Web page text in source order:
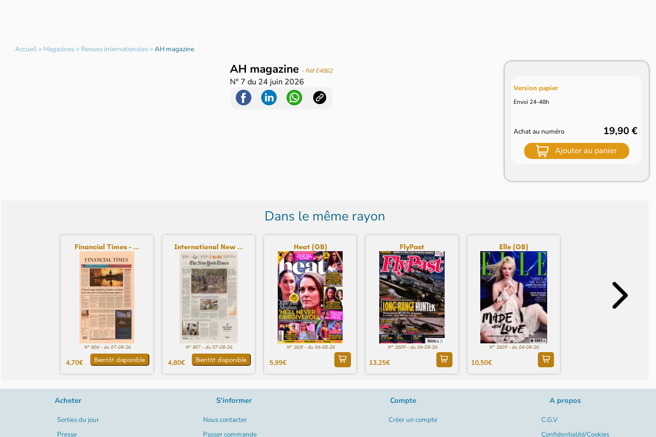
Accueil> Magazines> Revues internationales>AH magazine
AH magazine - Réf E4862
N° 7 du 24 juin 2026
Version papier
Envoi 24-48h
Achat au numéro 19,90 €
Ajouter au panier
Dans le même rayon
Financial Times - ...
N° 806 - du 07-08-26
4,70€ Bientôt disponible
International New ...
N° 807 - du 07-08-26
4,80€ Bientôt disponible
Heat (GB)
N° 2631 - du 06-08-26
5,99€
FlyPast
N° 2609 - du 06-08-26
13,25€
Elle (GB)
N° 2609 - du 06-08-26
10,50€
Acheter
Sorties du jour
Presse
S'informer
Nous contacter
Passer commande
Compte
Créer un compte
A propos
C.G.V
Confidentialité/Cookies